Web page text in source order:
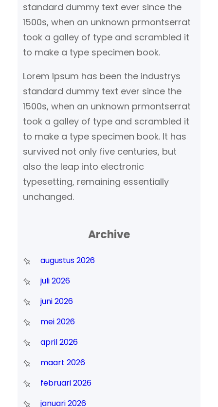
standard dummy text ever since the
1500s, when an unknown prmontserrat
took a galley of type and scrambled it
to make a type specimen book.
Lorem Ipsum has been the industrys
standard dummy text ever since the
1500s, when an unknown prmontserrat
took a galley of type and scrambled it
to make a type specimen book. It has
survived not only five centuries, but
also the leap into electronic
typesetting, remaining essentially
unchanged.
Archive
augustus 2026
juli 2026
juni 2026
mei 2026
april 2026
maart 2026
februari 2026
januari 2026